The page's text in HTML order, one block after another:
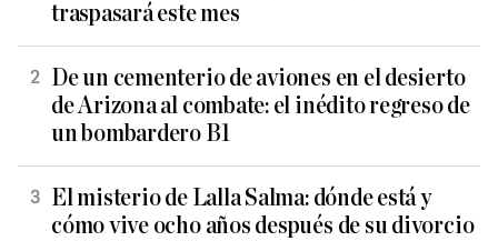
traspasará este mes
De un cementerio de aviones en el desierto
de Arizona al combate: el inédito regreso de
un bombardero B1
El misterio de Lalla Salma: dónde está y
cómo vive ocho años después de su divorcio